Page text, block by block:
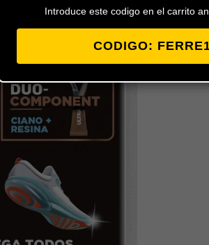
Resiste
película
los
(PP) y
Introduce este codigo en el carrito
CODIGO: